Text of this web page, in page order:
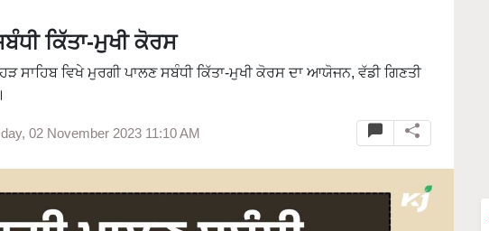
ਕਿੱਤਾ-ਮੁਖੀ ਕੋਰਸ
ਸਾਹਿਬ ਵਿਖੇ ਮੁਰਗੀ ਪਾਲਣ ਸਬੰਧੀ ਕਿੱਤਾ-ਮੁਖੀ ਕੋਰਸ ਦਾ ਆਯੋਜਨ, ਵੱਡੀ ਗਿਣਤੀ
02 November 2023 11:10 AM